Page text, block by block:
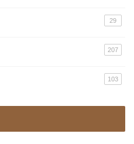
29
207
103